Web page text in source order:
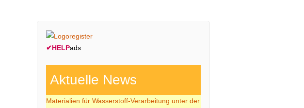
✔HELPads
Aktuelle News
Materialien für Wasserstoff-Verarbeitung unter der